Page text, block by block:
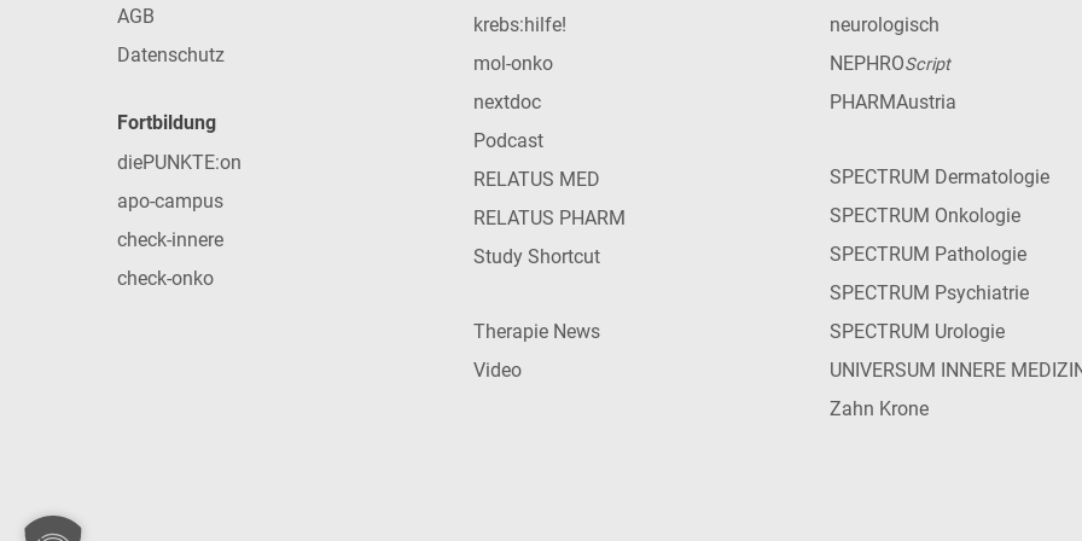
AGB
Datenschutz
Fortbildung
diePUNKTE:on
apo-campus
check-innere
check-onko
krebs:hilfe!
mol-onko
nextdoc
Podcast
RELATUS MED
RELATUS PHARM
Study Shortcut
Therapie News
Video
neurologisch
NEPHROScript
PHARMAustria
SPECTRUM Dermatologie
SPECTRUM Onkologie
SPECTRUM Pathologie
SPECTRUM Psychiatrie
SPECTRUM Urologie
UNIVERSUM INNERE
Zahn Krone